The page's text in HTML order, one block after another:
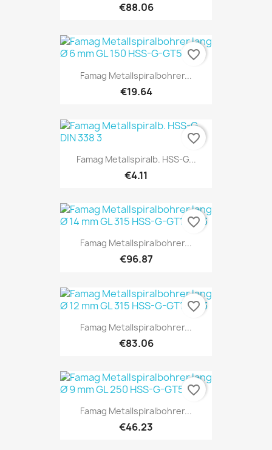
€88.06
Famag Metallspiralbohrer...
€19.64
favorite_border
Famag Metallspiralb. HSS-G...
€4.11
favorite_border
Famag Metallspiralbohrer...
€96.87
favorite_border
Famag Metallspiralbohrer...
€83.06
favorite_border
Famag Metallspiralbohrer...
€46.23
favorite_border